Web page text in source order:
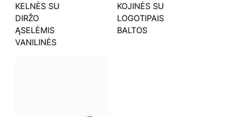
KELNĖS SU
DIRŽO
ĄSELĖMIS
VANILINĖS
KOJINĖS SU
LOGOTIPAIS
BALTOS